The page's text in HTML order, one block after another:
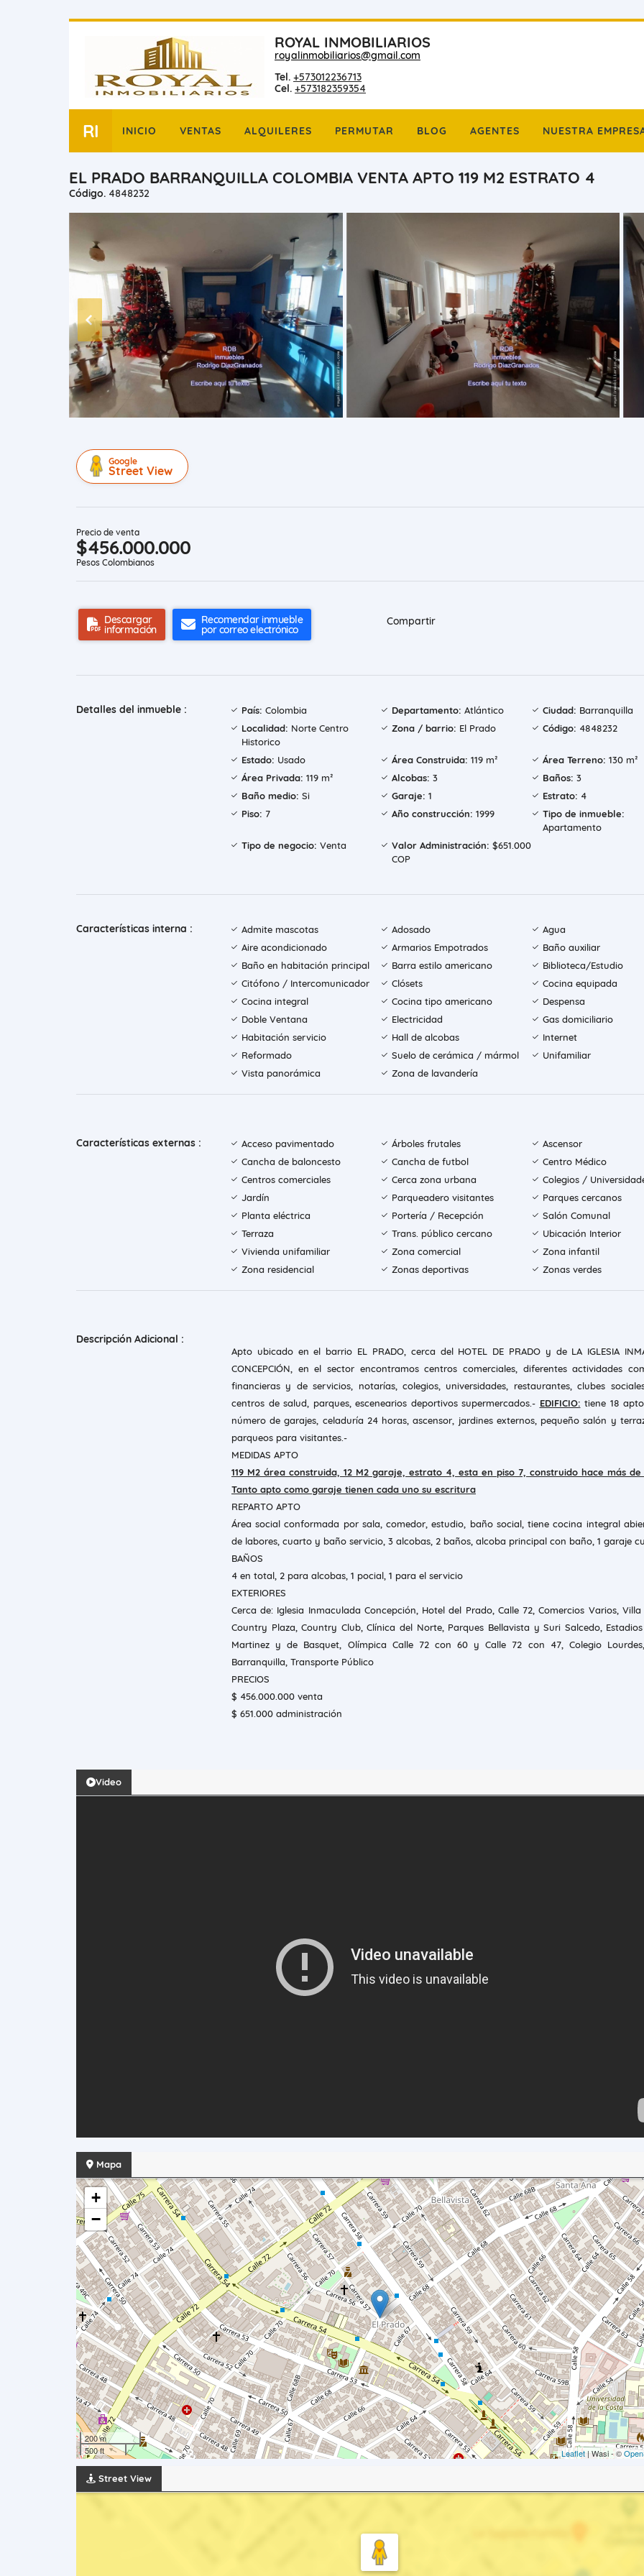
ROYAL INMOBILIARIOS
royalinmobiliarios@gmail.com
Tel. +573012236713
Cel. +573182359354
RI INICIO VENTAS ALQUILERES PERMUTAR BLOG AGENTES NUESTRA
EL PRADO BARRANQUILLA COLOMBIA VENTA APTO 119 M2 ESTRATO 4
Código. 4848232
Google
Street View
Precio de venta
$456.000.000
Pesos Colombianos
Descargar
información
Recomendar inmueble
por correo electrónico
Compartir
Detalles del inmueble : País: Colombia Departamento: Atlántico Ciudad: Barranquilla
Localidad: Norte Centro
Historico
Zona / barrio: El Prado Código: 4848232
Estado: Usado Área Construida: 119 m² Área Terreno: 130 m²
Área Privada: 119 m² Alcobas: 3 Baños: 3
Baño medio: Si Garaje: 1 Estrato: 4
Piso: 7 Año construcción: 1999
Tipo de inmueble:
Apartamento
Tipo de negocio: Venta Valor Administración: $651.000
COP
Características interna : Admite mascotas Adosado
Agua
Aire acondicionado
Armarios Empotrados
Baño auxiliar
Baño en habitación principal
Barra estilo americano
Biblioteca/Estudio
Citófono / Intercomunicador
Clósets
Cocina equipada
Cocina integral
Cocina tipo americano
Despensa
Doble Ventana
Electricidad
Gas domiciliario
Habitación servicio
Hall de alcobas
Internet
Reformado
Suelo de cerámica / mármol
Unifamiliar
Vista panorámica
Zona de lavandería
Características externas : Acceso pavimentado Árboles frutales
Ascensor
Cancha de baloncesto
Cancha de futbol
Centro Médico
Centros comerciales
Cerca zona urbana
Colegios /
Jardín
Parqueadero visitantes
Parques cercanos
Planta eléctrica
Portería / Recepción
Salón Comunal
Terraza
Trans. público cercano
Ubicación Interior
Vivienda unifamiliar
Zona comercial
Zona infantil
Zona residencial
Zonas deportivas Zonas verdes
Descripción Adicional :
Apto ubicado en el barrio EL PRADO, cerca del HOTEL DE PRADO y de LA IGLESIA
CONCEPCIÓN, en el sector encontramos centros comerciales, diferentes actividades
financieras y de servicios, notarías, colegios, universidades, restaurantes, clubes
centros de salud, parques, escenearios deportivos supermercados.- EDIFICIO: tiene 18
número de garajes, celaduría 24 horas, ascensor, jardines externos, pequeño salón y
parqueos para visitantes.-
MEDIDAS APTO
119 M2 área construida, 12 M2 garaje, estrato 4, esta en piso 7, construido hace más de
Tanto apto como garaje tienen cada uno su escritura
REPARTO APTO
Área social conformada por sala, comedor, estudio, baño social, tiene cocina integral
de labores, cuarto y baño servicio, 3 alcobas, 2 baños, alcoba principal con baño, 1 garaje
BAÑOS
4 en total, 2 para alcobas, 1 pocial, 1 para el servicio
EXTERIORES
Cerca de: Iglesia Inmaculada Concepción, Hotel del Prado, Calle 72, Comercios Varios,
Country Plaza, Country Club, Clínica del Norte, Parques Bellavista y Suri Salcedo,
Martinez y de Basquet, Olímpica Calle 72 con 60 y Calle 72 con 47, Colegio
Barranquilla, Transporte Público
PRECIOS
$ 456.000.000 venta
$ 651.000 administración
Video
Mapa
+
−
200 m
500 ft
Leaflet | Wasi - ©
Street View